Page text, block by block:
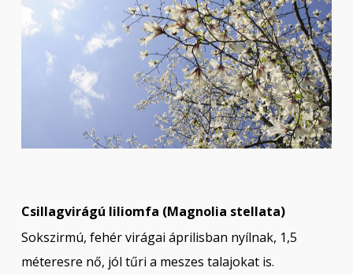
Csillagvirágú liliomfa (Magnolia stellata)
Sokszirmú, fehér virágai áprilisban nyílnak, 1,5
méteresre nő, jól tűri a meszes talajokat is.